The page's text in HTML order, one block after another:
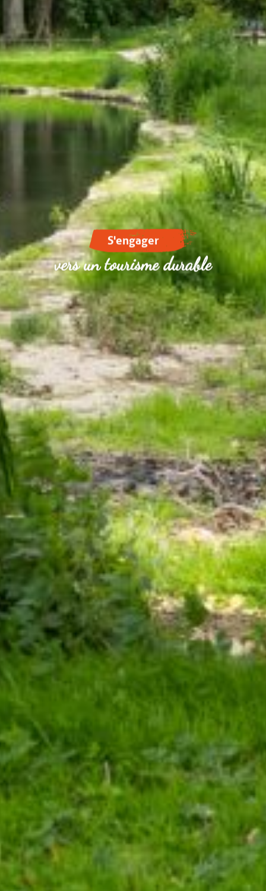
S'engager
vers un tourisme durable